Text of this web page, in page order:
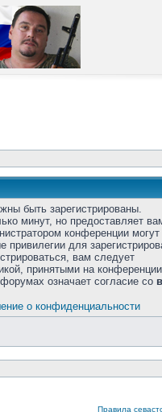
быть зарегистрированы.
минут, но предоставляет
конференции
привилегии для
вам следует
принятыми на
означает согласие со
о конфиденциальности
Правила